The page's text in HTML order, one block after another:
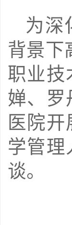
为深
背景下
职业技
婵、罗
医院
学管理
谈。